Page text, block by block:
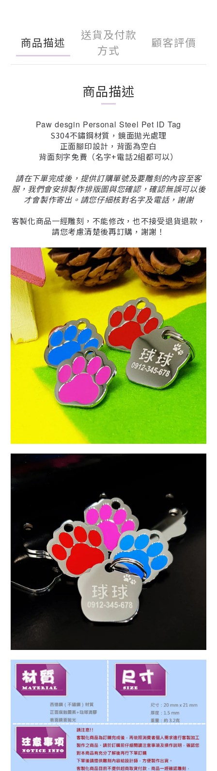
商品描述
送貨及付款
方式
顧客評價
商品描述
Paw desgin Personal Steel Pet ID Tag
S304不鏽鋼材質，鏡面拋光處理
正面腳印設計，背面為空白
背面刻字免費（名字+電話2組都可以）
請在下單完成後，提供訂購單號及要雕刻的內容至客
服，我們會安排製作排版圖與您確認，確認無誤可以後
才會製作寄出。請您仔細核對名字及電話，謝謝
客製化商品一經雕刻，不能修改，也不接受退貨退款，
請您考慮清楚後再訂購，謝謝！